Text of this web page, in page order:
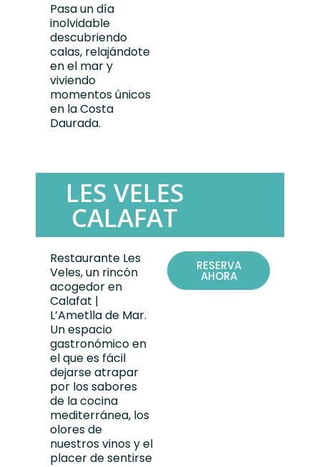
Pasa un día
inolvidable
descubriendo
calas, relajándote
en el mar y
viviendo
momentos únicos
en la Costa
Daurada.
LES VELES
CALAFAT
Restaurante Les
Veles, un rincón
acogedor en
Calafat |
L’Ametlla de Mar.
Unespacio
gastronómicoen
el que es fácil
dejarse atrapar
por los sabores
de lacocina
mediterránea, los
olores de
nuestros vinos y el
placer de sentirse
RESERVA
AHORA